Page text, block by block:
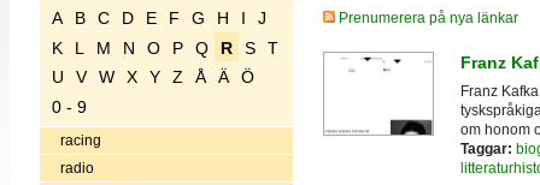
A B C D E F G H I
J
K
L M N O P Q R S
T
U
V W X Y Z Å Ä
Ö
0 - 9
racing
radio
Prenumerera på nya länkar
Franz
Franz
om honom
Taggar: